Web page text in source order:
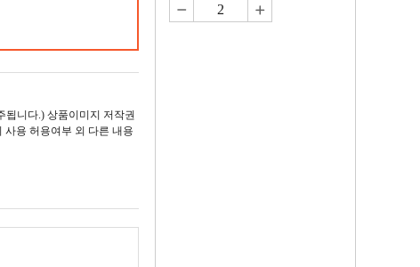
됩니다.) 상품이미지 저작권
용 허용여부 외 다른 내용